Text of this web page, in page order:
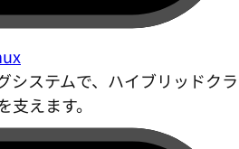
システムで、ハイブリッドクラ
えます。